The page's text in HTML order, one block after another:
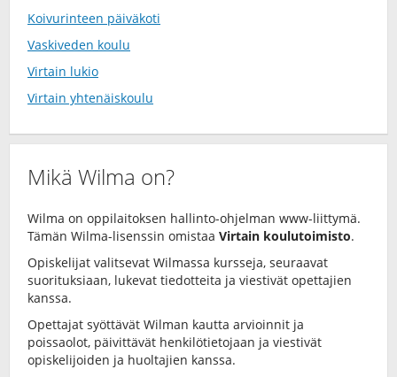
Koivurinteen päiväkoti
Vaskiveden koulu
Virtain lukio
Virtain yhtenäiskoulu
Mikä Wilma on?
Wilma on oppilaitoksen hallinto-ohjelman www-liittymä.
Tämän Wilma-lisenssin omistaa Virtain koulutoimisto.
Opiskelijat valitsevat Wilmassa kursseja, seuraavat
suorituksiaan, lukevat tiedotteita ja viestivät opettajien
kanssa.
Opettajat syöttävät Wilman kautta arvioinnit ja
poissaolot, päivittävät henkilötietojaan ja viestivät
opiskelijoiden ja huoltajien kanssa.